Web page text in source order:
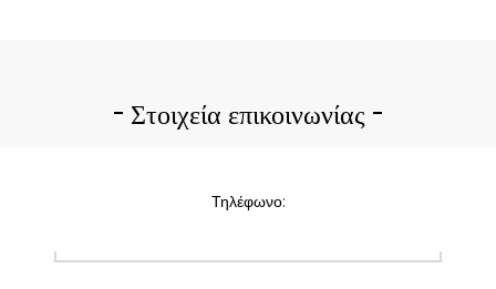
Στοιχεία επικοινωνίας
Τηλέφωνο: